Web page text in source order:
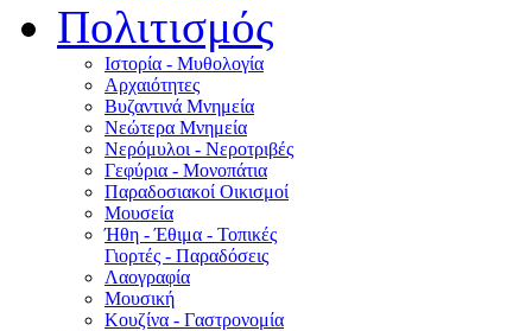
Πολιτισμός
Ιστορία - Μυθολογία
Αρχαιότητες
Βυζαντινά Μνημεία
Νεώτερα Μνημεία
Νερόμυλοι - Nεροτριβές
Γεφύρια - Μονοπάτια
Παραδοσιακοί Οικισμοί
Μουσεία
Ήθη - Έθιμα - Τοπικές
Γιορτές - Παραδόσεις
Λαογραφία
Μουσική
Κουζίνα - Γαστρονομία